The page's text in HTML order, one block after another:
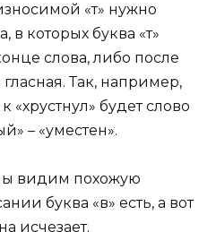
«т» нужно
в которых буква «т»
слова, либо после
гласная. Так, например,
будет слово
– «уместен».
видим похожую
буква «в» есть, а вот
исчезает.